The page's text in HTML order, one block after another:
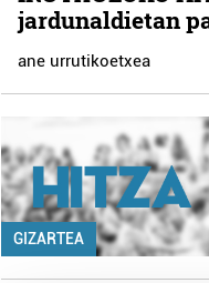
jardunaldietan
ane urrutikoetxea
GIZARTEA